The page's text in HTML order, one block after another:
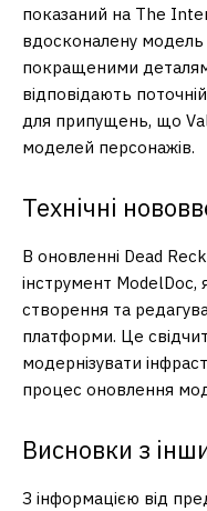
показаний на The
вдосконалену модель
покращеними
відповідають
для припущень, що
моделей персонажів.
Технічні
В оновленні Dead
інструмент ModelDoc,
створення та
платформи. Це
модернізувати
процес оновлення
Висновки з
З інформацією від